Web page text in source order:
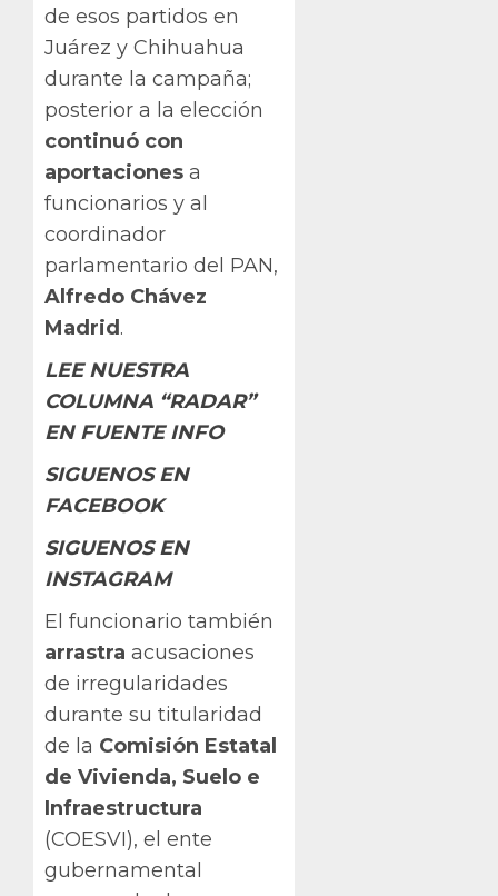
de esos partidos en
Juárez y Chihuahua
durante la campaña;
posterior a la elección
continuó con
aportaciones a
funcionarios y al
coordinador
parlamentario del PAN,
Alfredo Chávez
Madrid.
LEE NUESTRA
COLUMNA “RADAR”
EN FUENTE INFO
SIGUENOS EN
FACEBOOK
SIGUENOS EN
INSTAGRAM
El funcionario también
arrastra acusaciones
de irregularidades
durante su titularidad
de la Comisión Estatal
de Vivienda, Suelo e
Infraestructura
(COESVI), el ente
gubernamental